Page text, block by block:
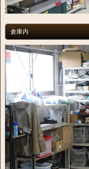
倉庫内